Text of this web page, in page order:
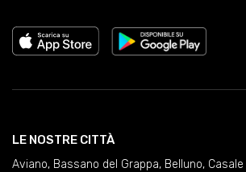
LE NOSTRE CITTÀ
Aviano, Bassano del Grappa, Belluno,